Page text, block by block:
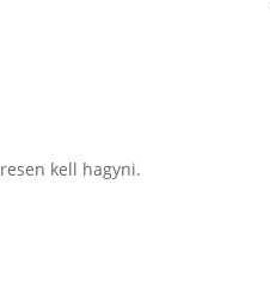
kell hagyni.